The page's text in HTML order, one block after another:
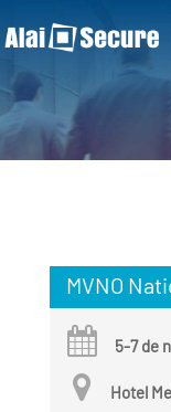
MVNO
5-7 de
Hotel